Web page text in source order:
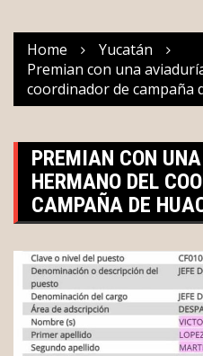
Home
Yucatán
Premian con una
coordinador de campaña
PREMIAN CON
HERMANO DEL
CAMPAÑA DE